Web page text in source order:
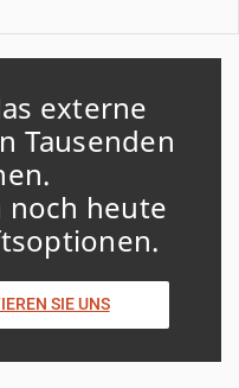
externe
Tausenden
noch heute
SIE UNS